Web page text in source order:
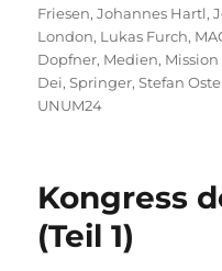
Friesen,Johannes Hartl,
London, Lukas Furch,
Dopfner, Medien, Mission
Dei,Springer,Stefan
UNUM24
Kongress
(Teil 1)